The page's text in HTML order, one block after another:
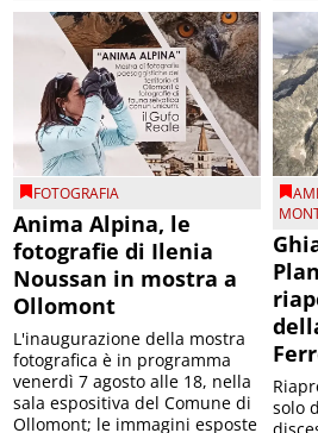
FOTOGRAFIA
Anima Alpina, le
fotografie di Ilenia
Noussan in mostra a
Ollomont
L'inaugurazione della mostra
fotografica è in programma
venerdì 7 agosto alle 18, nella
sala espositiva del Comune di
Ollomont; le immagini esposte
solo